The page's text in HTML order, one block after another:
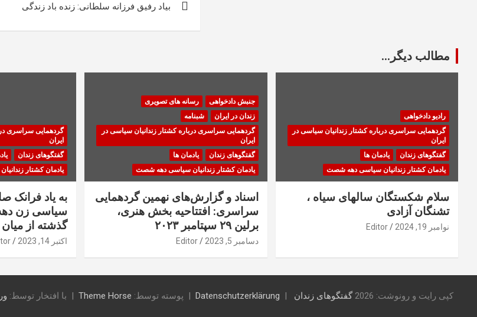
نوشته
بیاد رفیق فرزانه سلطانی: زنده باد زندگی
مطالب دیگر...
رادیو دادخواهی
گردهمایی سراسری درباره کشتار زندانیان سیاسی در
ایران
گفتگوهای زندان
یادمان ها
یادمان کشتار زندانیان سیاسی دهه شصت
سلام شکستگان سالهای سیاه ،
تشنگان آزادی
نوامبر 19, 2024 Editor
جنبش دادخواهی
رسانه های تصویری
زندان در ایران
شبنامه
گردهمایی سراسری درباره کشتار زندانیان سیاسی در
ایران
گفتگوهای زندان
یادمان ها
یادمان کشتار زندانیان سیاسی دهه شصت
اسناد و گزارش‌های نهمین گردهمایی
سراسری: افتتاحیه بخش هنری،
برلین ۲۹ سپتامبر ۲۰۲۳
دسامبر 5, 2023 Editor
گردهمایی سراسری
ایران
گفتگوهای زندان
یادمان کشتار
به یاد فرانک
سیاسی زن
گذشته از
اکتبر 14, 2023
کپی رایت و رونوشت: 2026 گفتگوهای زندان Datenschutzerklärung پوسته توسط: Theme Horse با افتخار توسط: